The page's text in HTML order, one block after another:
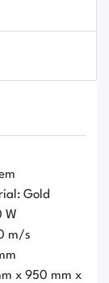
Gold
W
m/s
x 950 mm x